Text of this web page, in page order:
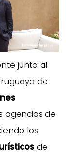
junto al
de
agencias de
los
de